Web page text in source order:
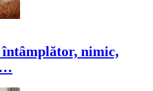
întâmplător, nimic,